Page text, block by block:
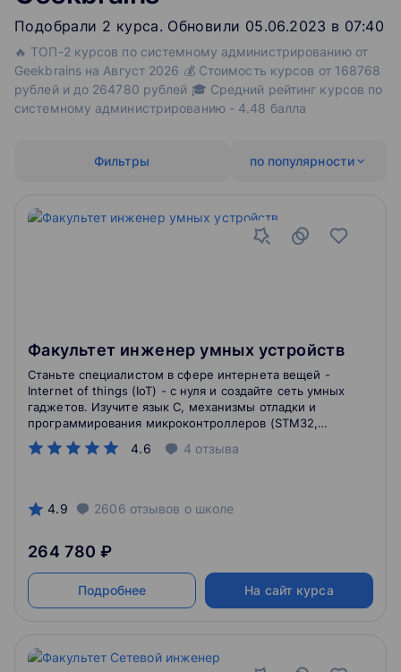
Подобрали 2 курса. Обновили 05.06.2023 в 07:40
🔥 ТОП-2 курсов по системному администрированию от
Geekbrains на Август 2026 💰 Стоимость курсов от 168768
рублей и до 264780 рублей 🎓 Средний рейтинг курсов по
системному администрированию - 4.48 балла
по популярности
Фильтры
Факультет инженер умных устройств
4.6 4 отзыва
Станьте специалистом в сфере интернета вещей -
Internet of things (IoT) - с нуля и создайте сеть умных
гаджетов. Изучите язык C, механизмы отладки и
программирования микроконтроллеров (STM32,
Arduino). Вы получите опыт работы с технологиями
Wi-Fi, Bluetooth и LoRa для построения современных
4.9 2606 отзывов о школе
264 780 ₽
Подробнее На сайт курса